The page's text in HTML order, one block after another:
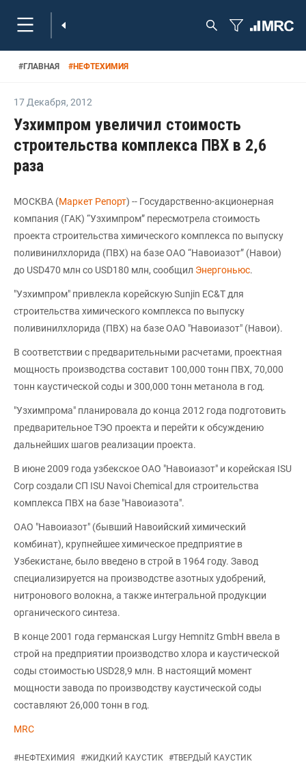
#ГЛАВНАЯ #НЕФТЕХИМИЯ
17 Декабря, 2012
Узхимпром увеличил стоимость
строительства комплекса ПВХ в 2,6
раза
МОСКВА (Маркет Репорт) -- Государственно-акционерная
компания (ГАК) “Узхимпром” пересмотрела стоимость
проекта строительства химического комплекса по выпуску
поливинилхлорида (ПВХ) на базе ОАО “Навоиазот” (Навои)
до USD470 млн со USD180 млн, сообщил Энергоньюс.
"Узхимпром" привлекла корейскую Sunjin EC&T для
строительства химического комплекса по выпуску
поливинилхлорида (ПВХ) на базе ОАО "Навоиазот" (Навои).
В соответствии с предварительными расчетами, проектная
мощность производства составит 100,000 тонн ПВХ, 70,000
тонн каустической соды и 300,000 тонн метанола в год.
"Узхимпрома" планировала до конца 2012 года подготовить
предварительное ТЭО проекта и перейти к обсуждению
дальнейших шагов реализации проекта.
В июне 2009 года узбекское ОАО "Навоиазот" и корейская ISU
Corp создали СП ISU Navoi Chemical для строительства
комплекса ПВХ на базе "Навоиазота".
ОАО "Навоиазот" (бывший Навоийский химический
комбинат), крупнейшее химическое предприятие в
Узбекистане, было введено в строй в 1964 году. Завод
специализируется на производстве азотных удобрений,
нитронового волокна, а также интегральной продукции
органического синтеза.
В конце 2001 года германская Lurgy Hemnitz GmbH ввела в
строй на предприятии производство хлора и каустической
соды стоимостью USD28,9 млн. В настоящий момент
мощности завода по производству каустической соды
составляют 26,000 тонн в год.
MRC
#НЕФТЕХИМИЯ #ЖИДКИЙ КАУСТИК #ТВЕРДЫЙ КАУСТИК